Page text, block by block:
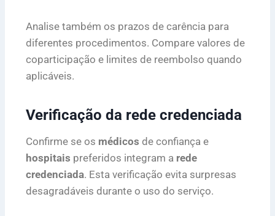
Analise também os prazos de carência para
diferentes procedimentos. Compare valores de
coparticipação e limites de reembolso quando
aplicáveis.
Verificação da rede credenciada
Confirme se os médicos de confiança e
hospitais preferidos integram a rede
credenciada. Esta verificação evita surpresas
desagradáveis durante o uso do serviço.